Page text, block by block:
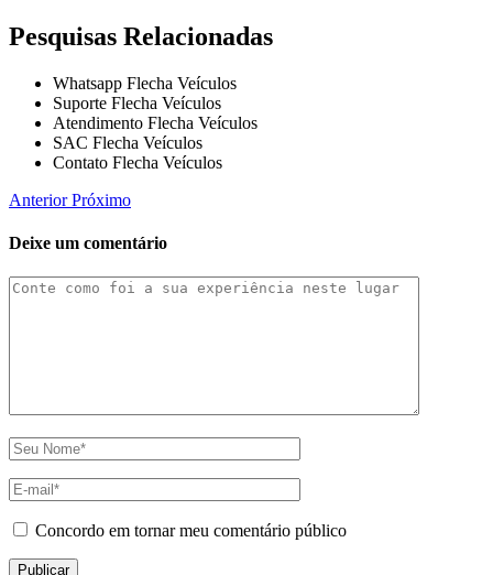
Pesquisas Relacionadas
Whatsapp Flecha Veículos
Suporte Flecha Veículos
Atendimento Flecha Veículos
SAC Flecha Veículos
Contato Flecha Veículos
AnteriorPróximo
Deixe um comentário
Concordo em tornar meu comentário público